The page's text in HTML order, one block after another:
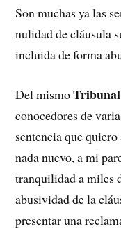
Son muchas ya las
nulidad de cláusula
incluida de forma
Del mismo
conocedores de
sentencia que
nada nuevo, a mi
tranquilidad a miles
abusividad de la
presentar una